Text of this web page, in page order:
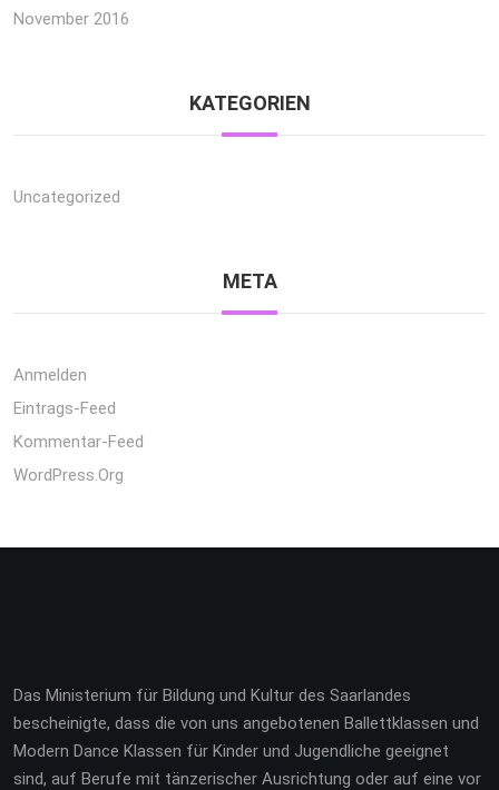
November 2016
KATEGORIEN
Uncategorized
META
Anmelden
Eintrags-Feed
Kommentar-Feed
WordPress.org
Das Ministerium für Bildung und Kultur des Saarlandes
bescheinigte, dass die von uns angebotenen Ballettklassen und
Modern Dance Klassen für Kinder und Jugendliche geeignet
sind, auf Berufe mit tänzerischer Ausrichtung oder auf eine vor